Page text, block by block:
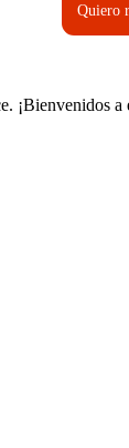
Quiero
¡Bienvenidos